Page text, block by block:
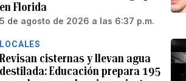
en Florida
5 de agosto de 2026 a las 6:37 p.m.
LOCALES
Revisan cisternas y llevan agua
destilada: Educación prepara 195